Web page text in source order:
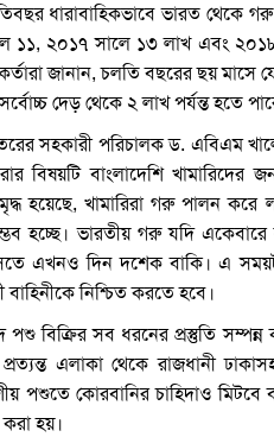
ধারাবাহিকভাবে ভারত থেকে
১১, ২০১৭ সালে ১৩ লাখ এবং
জানান, চলতি বছরের ছয়
দেড় থেকে ২ লাখ পর্যন্ত হতে
সহকারী পরিচালক ড. এবিএম
বিষয়টি বাংলাদেশি খামারিদের
হয়েছে, খামারিরা গরু পালন
হচ্ছে। ভারতীয় গরু যদি
এখনও দিন দশেক বাকি। এ
নিশ্চিত করতে হবে।
পশু বিক্রির সব ধরনের প্রস্তুতি
এলাকা থেকে রাজধানী
পশুতে কোরবানির চাহিদাও মিটবে
হয়।